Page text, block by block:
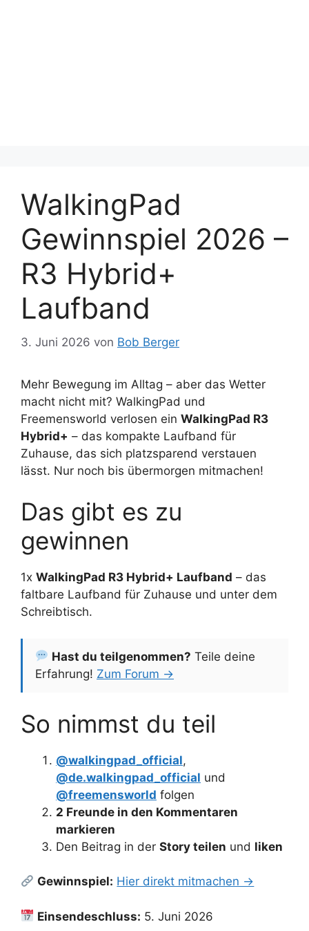
WalkingPad
Gewinnspiel 2026 –
R3 Hybrid+
Laufband
3. Juni 2026 von Bob Berger
Mehr Bewegung im Alltag – aber das Wetter
macht nicht mit? WalkingPad und
Freemensworld verlosen ein WalkingPad R3
Hybrid+ – das kompakte Laufband für
Zuhause, das sich platzsparend verstauen
lässt. Nur noch bis übermorgen mitmachen!
Das gibt es zu
gewinnen
1x WalkingPad R3 Hybrid+ Laufband – das
faltbare Laufband für Zuhause und unter dem
Schreibtisch.
Hast du teilgenommen? Teile deine
Erfahrung! Zum Forum →
So nimmst du teil
@walkingpad_official,
@de.walkingpad_official und
@freemensworld folgen
2 Freunde in den Kommentaren
markieren
Den Beitrag in der Story teilen und liken
Gewinnspiel: Hier direkt mitmachen →
Einsendeschluss: 5. Juni 2026